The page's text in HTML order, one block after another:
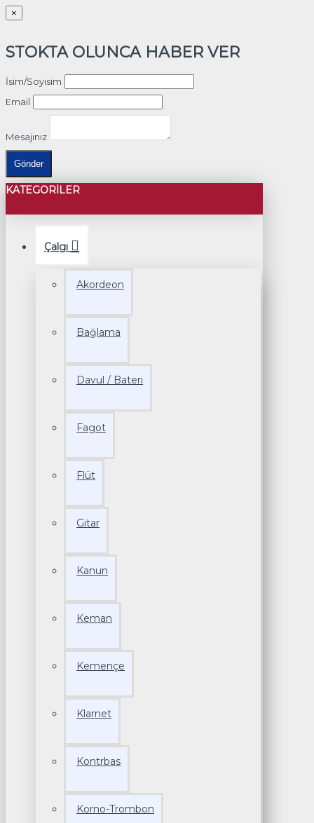
×
STOKTA OLUNCA HABER VER
İsim/Soyisim
Email
Mesajınız
Gönder
KATEGORILER
Çalgı
Akordeon
Bağlama
Davul / Bateri
Fagot
Flüt
Gitar
Kanun
Keman
Kemençe
Klarnet
Kontrbas
Korno-Trombon